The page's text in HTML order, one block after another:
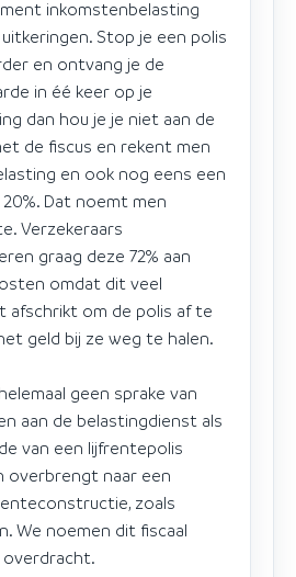
inkomstenbelasting
Stop je een polis
en ontvang je de
in éé keer op je
dan hou je je niet aan de
de fiscus en rekent men
en ook nog eens een
Dat noemt men
Verzekeraars
graag deze 72% aan
omdat dit veel
afschrikt om de polis af te
geld bij ze weg te halen.
geen sprake van
aan de belastingdienst als
van een lijfrentepolis
overbrengt naar een
zoals
We noemen dit fiscaal
overdracht.